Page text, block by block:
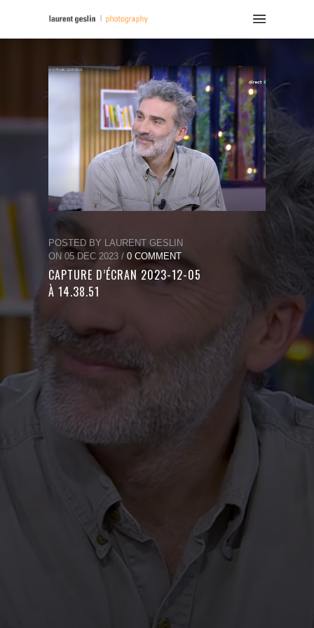
POSTED BY LAURENT GESLIN
ON 05 DEC 2023 / 0 COMMENT
CAPTURE D’ÉCRAN 2023-12-05
À 14.38.51